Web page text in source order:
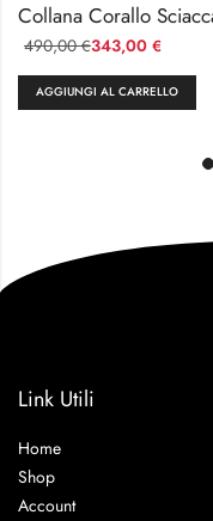
343,00 €
490,00€
AGGIUNGI AL CARRELLO
Link Utili
Home
Shop
Account